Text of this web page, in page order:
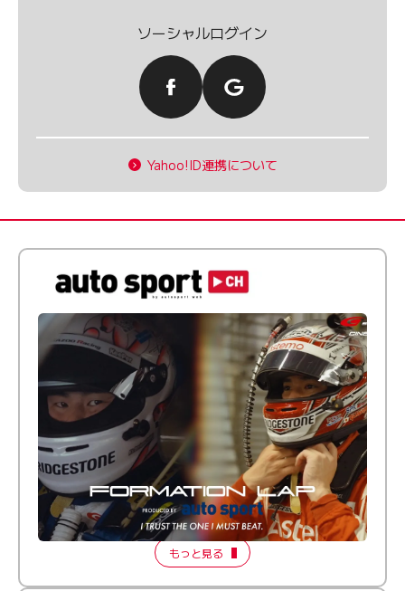
ソーシャルログイン
Yahoo!ID連携について
倒す相手を、信じてる。小林利徠斗 × 野村勇斗
【FORMATION LAP Produced by auto sport】
2026 Episode 2
もっと見る